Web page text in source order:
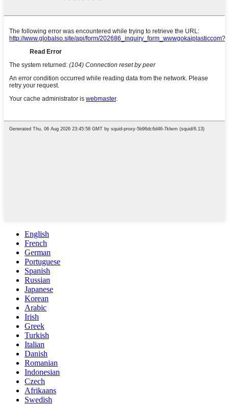
English
French
German
Portuguese
Spanish
Russian
Japanese
Korean
Arabic
Irish
Greek
Turkish
Italian
Danish
Romanian
Indonesian
Czech
Afrikaans
Swedish